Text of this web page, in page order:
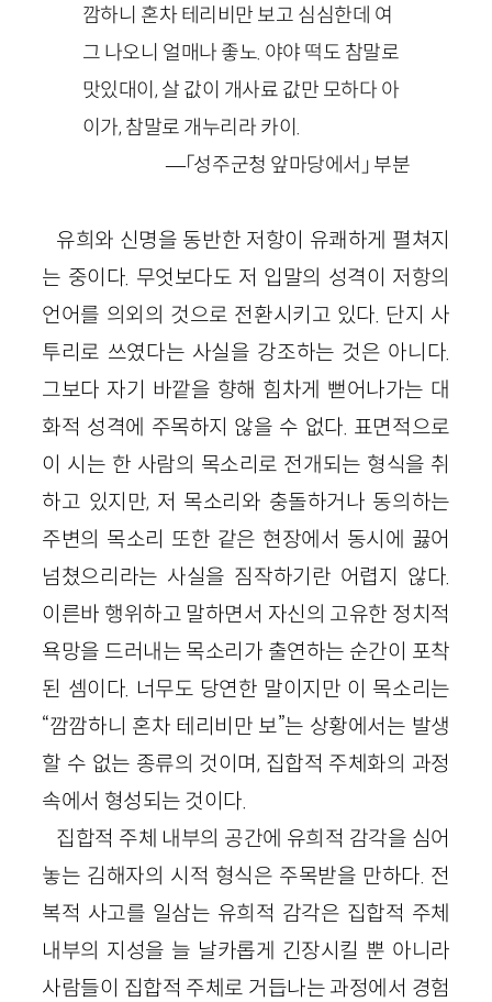
깜하니 혼차 테리비만 보고 심심한데 여
그 나오니 얼매나 좋노. 야야 떡도 참말로
맛있대이, 살 값이 개사료 값만 모하다 아
이가, 참말로 개누리라 카이.
—「성주군청 앞마당에서」 부분
유희와 신명을 동반한 저항이 유쾌하게 펼쳐지
는 중이다. 무엇보다도 저 입말의 성격이 저항의
언어를 의외의 것으로 전환시키고 있다. 단지 사
투리로 쓰였다는 사실을 강조하는 것은 아니다.
그보다 자기 바깥을 향해 힘차게 뻗어나가는 대
화적 성격에 주목하지 않을 수 없다. 표면적으로
이 시는 한 사람의 목소리로 전개되는 형식을 취
하고 있지만, 저 목소리와 충돌하거나 동의하는
주변의 목소리 또한 같은 현장에서 동시에 끓어
넘쳤으리라는 사실을 짐작하기란 어렵지 않다.
이른바 행위하고 말하면서 자신의 고유한 정치적
욕망을 드러내는 목소리가 출연하는 순간이 포착
된 셈이다. 너무도 당연한 말이지만 이 목소리는
“깜깜하니 혼차 테리비만 보”는 상황에서는 발생
할 수 없는 종류의 것이며, 집합적 주체화의 과정
속에서 형성되는 것이다.
집합적 주체 내부의 공간에 유희적 감각을 심어
놓는 김해자의 시적 형식은 주목받을 만하다. 전
복적 사고를 일삼는 유희적 감각은 집합적 주체
내부의 지성을 늘 날카롭게 긴장시킬 뿐 아니라
사람들이 집합적 주체로 거듭나는 과정에서 경험